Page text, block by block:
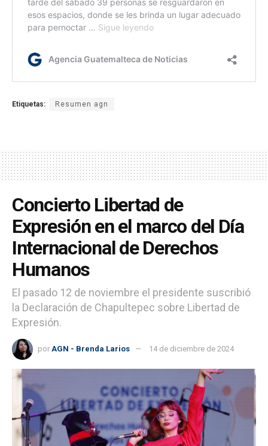
Etiquetas: Resumen agn
Concierto Libertad de
Expresión en el marco del Día
Internacional de Derechos
Humanos
El pasado 12 de noviembre el presidente suscribió
la Declaración de Chapultepec sobre Libertad de
Expresión.
por AGN - Brenda Larios 14 de diciembre de 2024